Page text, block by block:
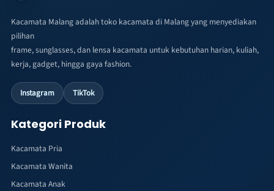
Kacamata Malang adalah toko kacamata di Malang yang menyediakan
pilihan
frame, sunglasses, dan lensa kacamata untuk kebutuhan harian, kuliah,
kerja, gadget, hingga gaya fashion.
Instagram TikTok
Kategori Produk
Kacamata Pria
Kacamata Wanita
Kacamata Anak